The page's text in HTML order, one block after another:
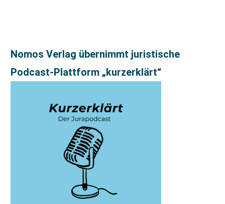
Nomos Verlag übernimmt juristische
Podcast-Plattform „kurzerklärt“